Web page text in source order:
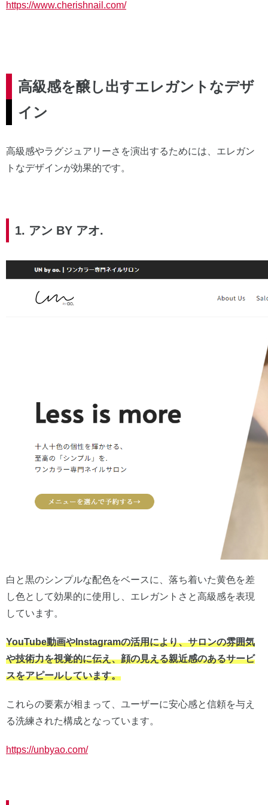
https://www.cherishnail.com/
高級感を醸し出すエレガントなデザ
イン
高級感やラグジュアリーさを演出するためには、エレガン
トなデザインが効果的です。
1. アン BY アオ.
白と黒のシンプルな配色をベースに、落ち着いた黄色を差
し色として効果的に使用し、エレガントさと高級感を表現
しています。
YouTube動画やInstagramの活用により、サロンの雰囲気
や技術力を視覚的に伝え、顔の見える親近感のあるサービ
スをアピールしています。
これらの要素が相まって、ユーザーに安心感と信頼を与え
る洗練された構成となっています。
https://unbyao.com/